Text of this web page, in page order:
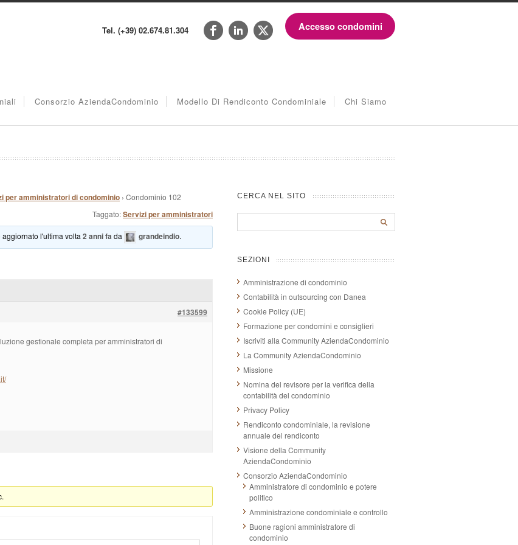
Tel. (+39) 02.674.81.304 Accesso condomini
Consorzio AziendaCondominio Modello Di Rendiconto Condominiale Chi Siamo
per amministratori di condominio › Condominio 102
Taggato:Servizi per amministratori
aggiornato l'ultima volta2 anni fada grandeindio.
#133599
gestionale completa per amministratori di
CERCA NEL SITO
SEZIONI
Amministrazione di condominio
Contabilità in outsourcing con Danea
Cookie Policy (UE)
Formazione per condomini e consiglieri
Iscriviti alla Community AziendaCondominio
La Community AziendaCondominio
Missione
Nomina del revisore per la verifica della
contabilità del condominio
Privacy Policy
Rendiconto condominiale, la revisione
annuale del rendiconto
Visione della Community
AziendaCondominio
Consorzio AziendaCondominio
Amministratore di condominio e potere
politico
Amministrazione condominiale e controllo
Buone ragioni amministratore di
condominio